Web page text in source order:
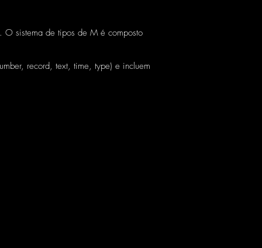
O sistema de tipos de M é composto
record, text, time, type) e incluem